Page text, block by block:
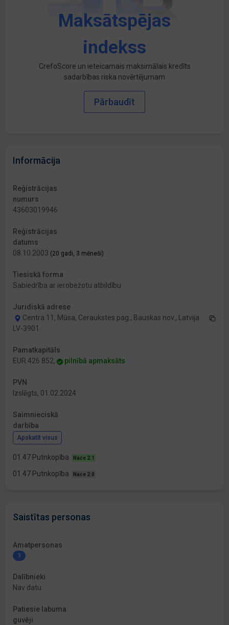
Maksātspējas
indekss
CrefoScore un ieteicamais maksimālais kredīts
sadarbības riska novērtējumam
Pārbaudīt
Informācija
Reģistrācijas
numurs
43603019946
Reģistrācijas
datums
08.10.2003 (20 gadi, 3 mēneši)
Tiesiskā forma
Sabiedrība ar ierobežotu atbildību
Juridiskā adrese
Centra 11, Mūsa, Ceraukstes pag., Bauskas nov., Latvija
LV-3901
Pamatkapitāls
EUR 426 852,
pilnībā apmaksāts
PVN
Izslēgts, 01.02.2024
Saimnieciskā
darbība
Apskatīt visus
01.47 Putnkopība Nace 2.1
01.47 Putnkopība Nace 2.0
Saistītas personas
Amatpersonas
3
Dalībnieki
Nav datu
Patiesie labuma
guvēji